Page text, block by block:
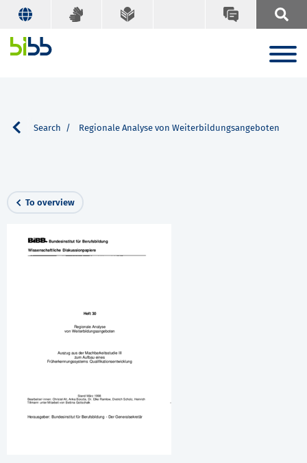
Search Regionale Analyse von Weiterbildungsangeboten
To overview